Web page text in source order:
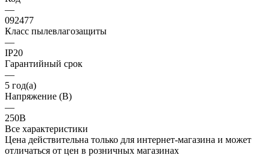
—
092477
Класс пылевлагозащиты
—
IP20
Гарантийный срок
—
5 год(а)
Напряжение (В)
—
250В
Все характеристики
Цена действительна только для интернет-магазина и может
отличаться от цен в розничных магазинах